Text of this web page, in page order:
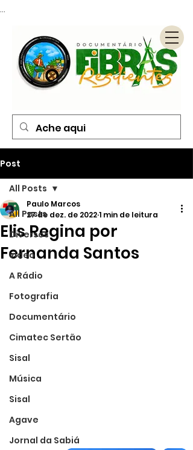
Post
All Posts
Diversos
vídeo
A Rádio
Fotografia
Documentário
Cimatec Sertão
Sisal
Música
Sisal
Agave
Jornal da Sabiá
All Posts
Elis Regina por
Fernanda Santos
Paulo Marcos
27 de dez. de 20221 min de leitura